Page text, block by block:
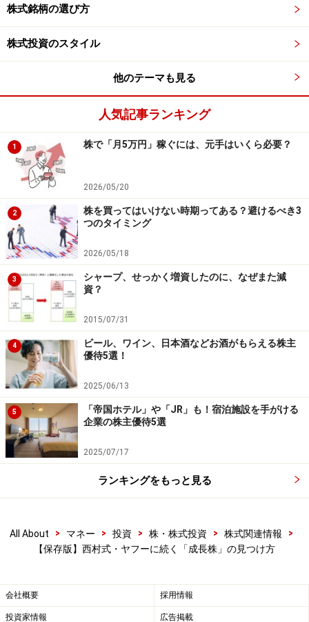
ただし、ここで注意点があります。それは、
「すでに大
とです。成長株投資の秘訣は、「新しくて企業規模が小
さい」ものを選ぶことです。なぜなら、小さな企業の方
が、成長余地が大きいことが多いからです。
たとえば、トヨタやNTTドコモのように有名な企業は、
ある程度成熟しています。万単位の従業員を抱えたマン
モス級の企業であるため、これから企業規模を2倍に成
長させるとなるとかなり難しいでしょう。一方、上場か
らまだ間がなく、従業員数が少なく時価総額も小さい会
社であれば、まだまだ成長する余地があると言えます。
ヤフーの場合、IPO当時の1997年時点で、従業員数は28
名、時価総額は160億円でした。それが、IPOから11年経
過した2018年時点で、従業員数：11,716名、時価総額：
2兆1225億円（2018年3月8日時点）となっています。
ヤフーが同じペースで成長していたとすると、IPOから3
年後あたりの従業員数は100名、時価総額は600億円ほど
でしょう。よって、それぐらいの時価総額までの銘柄だ
ったら、まだまだ成長余地があると期待できます。
よって、まだまだ企業規模が小さく企業規模の面では、
以下の条件を満たした企業が今後の業績拡大を期待でき
る成長株と言えるでしょう。
(5) 従業員数が数100名以内
(6) 上場してから3年以内
株式銘柄の選び方
株式投資のスタイル
他のテーマも見る
人気記事ランキング
1 株で「月5万円」稼ぐには、元手はいくら必要？
2026/05/20
2
株を買ってはいけない時期ってある？避けるべき3
つのタイミング
2026/05/18
3
シャープ、せっかく増資したのに、なぜまた減
資？
2015/07/31
4
ビール、ワイン、日本酒などお酒がもらえる株主
優待5選！
2025/06/13
5
「帝国ホテル」や「JR」も！宿泊施設を手がける
企業の株主優待5選
2025/07/17
ランキングをもっと見る
All About > マネー > 投資 > 株・株式投資 > 株式関連情報
>
【保存版】西村式・ヤフーに続く「成長株」の見つけ方
会社概要 採用情報
投資家情報 広告掲載